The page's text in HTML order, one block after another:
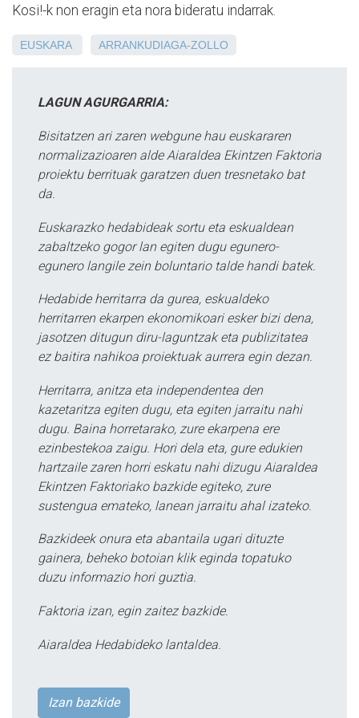
Kosi!-k non eragin eta nora bideratu indarrak.
EUSKARA ARRANKUDIAGA-ZOLLO
LAGUN AGURGARRIA:
Bisitatzen ari zaren webgune hau euskararen
normalizazioaren alde Aiaraldea Ekintzen Faktoria
proiektu berrituak garatzen duen tresnetako bat
da.
Euskarazko hedabideak sortu eta eskualdean
zabaltzeko gogor lan egiten dugu egunero-
egunero langile zein boluntario talde handi batek.
Hedabide herritarra da gurea, eskualdeko
herritarren ekarpen ekonomikoari esker bizi dena,
jasotzen ditugun diru-laguntzak eta publizitatea
ez baitira nahikoa proiektuak aurrera egin dezan.
Herritarra, anitza eta independentea den
kazetaritza egiten dugu, eta egiten jarraitu nahi
dugu. Baina horretarako, zure ekarpena ere
ezinbestekoa zaigu. Hori dela eta, gure edukien
hartzaile zaren horri eskatu nahi dizugu Aiaraldea
Ekintzen Faktoriako bazkide egiteko, zure
sustengua emateko, lanean jarraitu ahal izateko.
Bazkideek onura eta abantaila ugari dituzte
gainera, beheko botoian klik eginda topatuko
duzu informazio hori guztia.
Faktoria izan, egin zaitez bazkide.
Aiaraldea Hedabideko lantaldea.
Izan bazkide